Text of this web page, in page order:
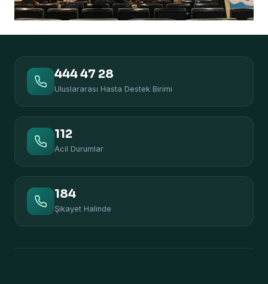
444 47 28
Uluslararası Hasta Destek Birimi
112
Acil Durumlar
184
Şikayet Halinde